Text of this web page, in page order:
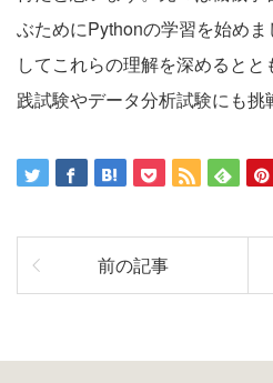
ぶためにPythonの学習を始め
してこれらの理解を深めると
践試験やデータ分析試験にも挑
前の記事